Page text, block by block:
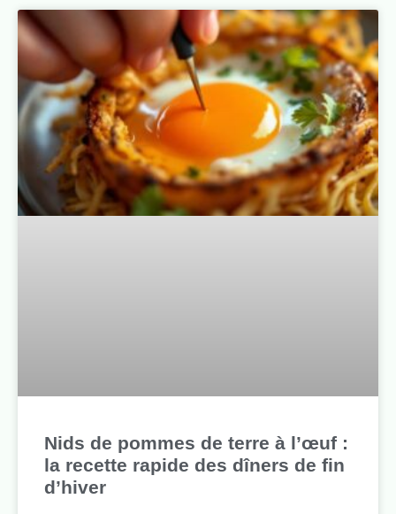
Nids de pommes de terre à l’œuf :
la recette rapide des dîners de fin
d’hiver